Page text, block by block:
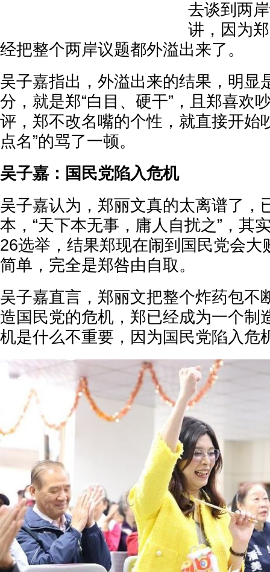
去谈到两
讲，因为
经把整个两岸议题都外溢出来了。
吴子嘉指出，外溢出来的结果，明显
分，就是郑“白目、硬干”，且郑喜欢
评，郑不改名嘴的个性，就直接开始
点名”的骂了一顿。
吴子嘉：国民党陷入危机
吴子嘉认为，郑丽文真的太离谱了，
本，“天下本无事，庸人自扰之”，其
26选举，结果郑现在闹到国民党会大
简单，完全是郑咎由自取。
吴子嘉直言，郑丽文把整个炸药包不
造国民党的危机，郑已经成为一个制
机是什么不重要，因为国民党陷入危